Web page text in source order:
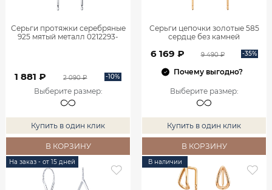
Серьги протяжки серебряные
925 мятый металл 0212293-
1 881 ₽ 2 090 ₽ -10%
Выберите размер:
Купить в один клик
В КОРЗИНУ
Серьги цепочки золотые 585
сердце без камней
6 169 ₽ 9 490 ₽ -35%
Почему выгодно?
Выберите размер:
Купить в один клик
В КОРЗИНУ
На заказ - от 15 дней В наличии